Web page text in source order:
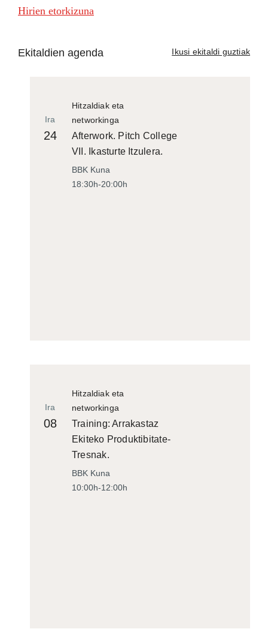
Hirien etorkizuna
Ekitaldien agenda Ikusi ekitaldi guztiak
Hitzaldiak eta
networkinga
Ira
24
Afterwork. Pitch College
VII. Ikasturte Itzulera.
BBK Kuna
18:30h-20:00h
Hitzaldiak eta
networkinga
Ira
08
Training: Arrakastaz
Ekiteko Produktibitate-
Tresnak.
BBK Kuna
10:00h-12:00h